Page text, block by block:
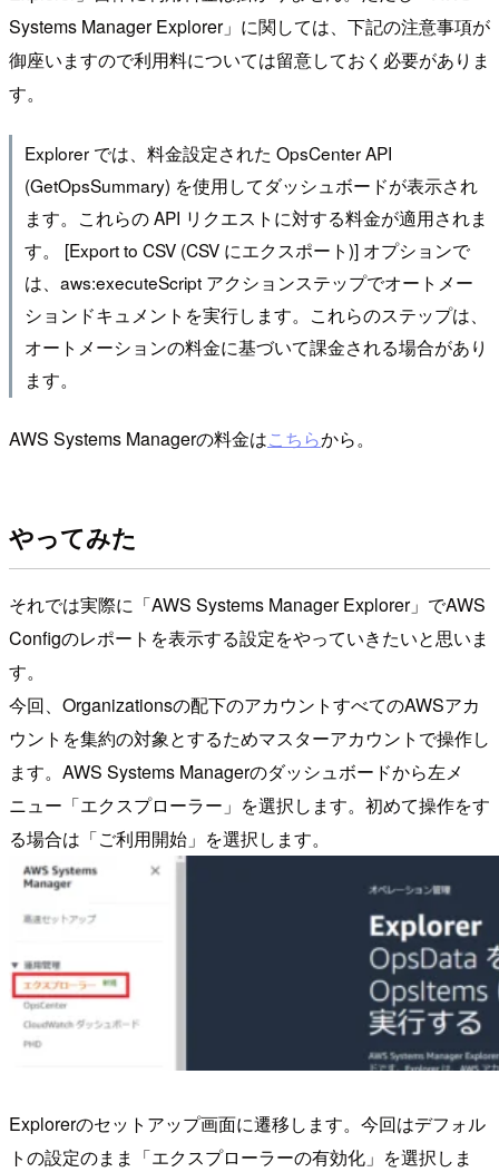
Systems Manager Explorer」に関しては、下記の注意事項が
御座いますので利用料については留意しておく必要がありま
す。
Explorer では、料金設定された OpsCenter API
(GetOpsSummary) を使用してダッシュボードが表示され
ます。これらの API リクエストに対する料金が適用されま
す。 [Export to CSV (CSV にエクスポート)] オプションで
は、aws:executeScript アクションステップでオートメー
ションドキュメントを実行します。これらのステップは、
オートメーションの料金に基づいて課金される場合があり
ます。
AWS Systems Managerの料金はこちらから。
やってみた
それでは実際に「AWS Systems Manager Explorer」でAWS
Configのレポートを表示する設定をやっていきたいと思いま
す。
今回、Organizationsの配下のアカウントすべてのAWSアカ
ウントを集約の対象とするためマスターアカウントで操作し
ます。AWS Systems Managerのダッシュボードから左メ
ニュー「エクスプローラー」を選択します。初めて操作をす
る場合は「ご利用開始」を選択します。
Explorerのセットアップ画面に遷移します。今回はデフォル
トの設定のまま「エクスプローラーの有効化」を選択しま